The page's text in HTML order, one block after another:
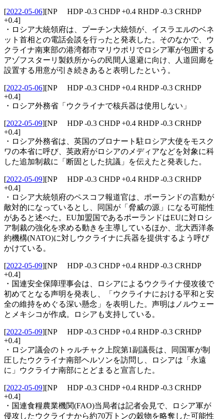
[2022-05-06][NP HDP -0.3 CHDP +0.4 RHDP -0.3 CRHDP
+0.4]
・ロシア大統領府は、プーチン大統領が、イスラエルのベネ
ット首相との電話会談を行ったと発表した。そのなかで、ウ
クライナ南東部の港湾都市マリウポリでロシア軍が包囲する
アゾフスターリ製鉄所からの民間人退避に向け、人道回廊を
設置する用意が引き続きあると表明したという。
[2022-05-06][NP HDP -0.3 CHDP +0.4 RHDP -0.3 CRHDP
+0.4]
・ロシア外務省「ウクライナで核兵器は使用しない」
[2022-05-09][NP HDP -0.3 CHDP +0.4 RHDP -0.3 CRHDP
+0.4]
・ロシア外務省は、英国のブロナート駐ロシア大使をモスク
ワの本省に呼び、英政府がロシアのメディアなどを対象に科
した追加制裁に「断固とした抗議」を伝えたと発表した。
[2022-05-09][NP HDP -0.3 CHDP +0.4 RHDP -0.3 CRHDP
+0.4]
・ロシア大統領府のペスコフ報道官は、ポーランドの言動が
敵対的になっているとし、同国が「脅威の源」になる可能性
があると述べた。EU加盟国であるポーランドはEUに対ロシ
ア制裁の強化を求める動きを主導しているほか、北大西洋条
約機構(NATO)に対しウクライナに兵器を提供するよう呼び
かけている。
[2022-05-09][NP HDP -0.3 CHDP +0.4 RHDP -0.3 CRHDP
+0.4]
・国連安全保障理事会は、ロシアによるウクライナ侵攻後で
初めてとなる声明を発表し、「ウクライナにおける平和と安
全の維持をめぐる深い懸念」を表明した。声明はノルウェー
とメキシコが作成。ロシアも支持している。
[2022-05-09][NP HDP -0.3 CHDP +0.4 RHDP -0.3 CRHDP
+0.4]
・ロシア議会のトゥルチャク上院第1副議長は、同国軍が制
圧したウクライナ南部ヘルソンを訪問し、ロシアは「永遠
に」ウクライナ南部にとどまると宣言した。
[2022-05-09][NP HDP -0.3 CHDP +0.4 RHDP -0.3 CRHDP
+0.4]
・国連食糧農業機関(FAO)当局者は記者会見で、ロシア軍が
侵攻したウクライナから約70万トンの穀物を略奪した可能性